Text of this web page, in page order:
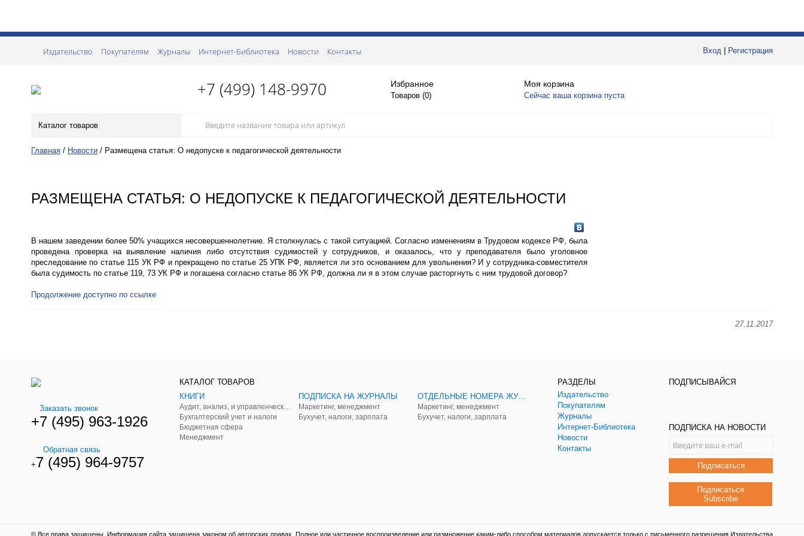
Вход Регистрация
Издательство Покупателям Журналы Интернет-Библиотека Новости Контакты
+7 (499) 148-9970 Избранное
Товаров (0)
Моя корзина
Сейчас ваша корзина пуста
Каталог товаров
Главная / Новости / Размещена статья: О недопуске к педагогической деятельности
РАЗМЕЩЕНА СТАТЬЯ: О НЕДОПУСКЕ К ПЕДАГОГИЧЕСКОЙ ДЕЯТЕЛЬНОСТИ
В нашем заведении более 50% учащихся несовершеннолетние. Я столкнулась с такой ситуацией. Согласно изменениям в Трудовом кодексе РФ, была
проведена проверка на выявление наличия либо отсутствия судимостей у сотрудников, и оказалось, что у преподавателя было уголовное
преследование по статье 115 УК РФ и прекращено по статье 25 УПК РФ, является ли это основанием для увольнения? И у сотрудника-совместителя
была судимость по статье 119, 73 УК РФ и погашена согласно статье 86 УК РФ, должна ли я в этом случае расторгнуть с ним трудовой договор?
Продолжение доступно по ссылке
27.11.2017
Заказать звонок
+7 (495) 963-1926
Обратная связь
+7 (495) 964-9757
КАТАЛОГ ТОВАРОВ
КНИГИ
Бухгалтерский учет и налоги
Бюджетная сфера
Менеджмент
ПОДПИСКА НА ЖУРНАЛЫ
Маркетинг, менеджмент
Бухучет, налоги, зарплата
ОТДЕЛЬНЫЕ НОМЕРА ЖУРНАЛОВ
Маркетинг, менеджмент
Бухучет, налоги, зарплата
РАЗДЕЛЫ
Издательство
Покупателям
Журналы
Интернет-Библиотека
Новости
Контакты
ПОДПИСЫВАЙСЯ
ПОДПИСКА НА НОВОСТИ
Подписаться
Подписаться
Subscribe
© Все права защищены. Информация сайта защищена законом об авторских правах. Полное или частичное воспроизведение или размножение каким-либо способом материалов допускается только с письменного разрешения Издательства